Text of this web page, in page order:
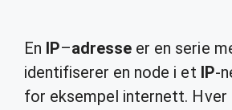
En IP–adresse er en serie
identifiserer en node i et IP-
for eksempel internett. Hver